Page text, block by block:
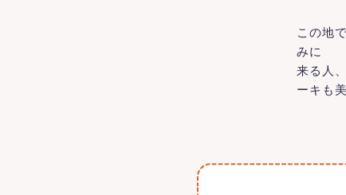
この地
みに
来る人
ーキも美